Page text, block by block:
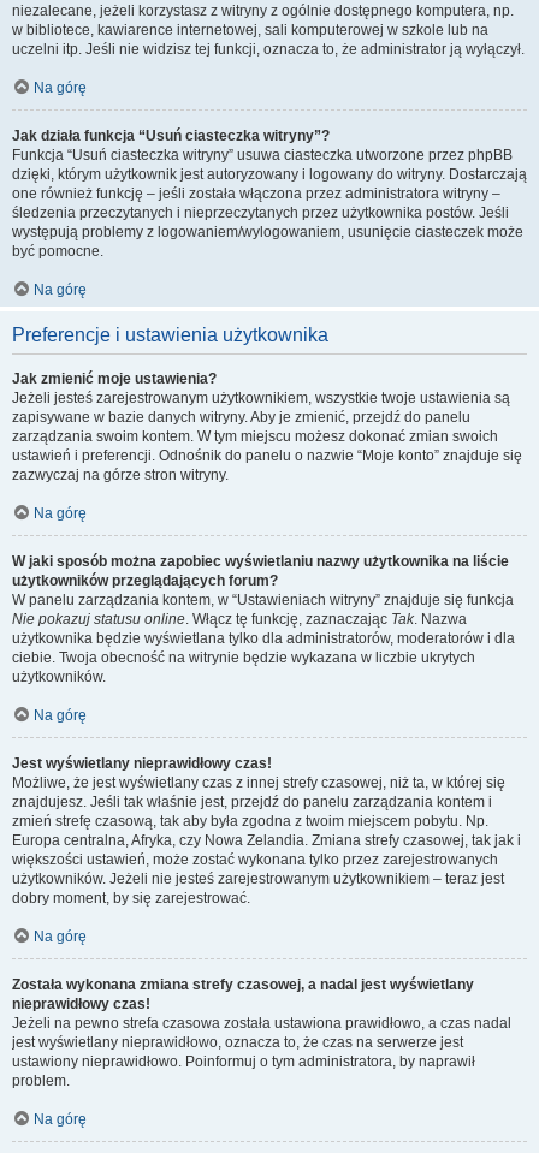
niezalecane, jeżeli korzystasz z witryny z ogólnie dostępnego komputera, np.
w bibliotece, kawiarence internetowej, sali komputerowej w szkole lub na
uczelni itp. Jeśli nie widzisz tej funkcji, oznacza to, że administrator ją wyłączył.
Na górę
Jak działa funkcja “Usuń ciasteczka witryny”?
Funkcja “Usuń ciasteczka witryny” usuwa ciasteczka utworzone przez phpBB
dzięki, którym użytkownik jest autoryzowany i logowany do witryny. Dostarczają
one również funkcję – jeśli została włączona przez administratora witryny –
śledzenia przeczytanych i nieprzeczytanych przez użytkownika postów. Jeśli
występują problemy z logowaniem/wylogowaniem, usunięcie ciasteczek może
być pomocne.
Na górę
Preferencje i ustawienia użytkownika
Jak zmienić moje ustawienia?
Jeżeli jesteś zarejestrowanym użytkownikiem, wszystkie twoje ustawienia są
zapisywane w bazie danych witryny. Aby je zmienić, przejdź do panelu
zarządzania swoim kontem. W tym miejscu możesz dokonać zmian swoich
ustawień i preferencji. Odnośnik do panelu o nazwie “Moje konto” znajduje się
zazwyczaj na górze stron witryny.
Na górę
W jaki sposób można zapobiec wyświetlaniu nazwy użytkownika na liście
użytkowników przeglądających forum?
W panelu zarządzania kontem, w “Ustawieniach witryny” znajduje się funkcja
Nie pokazuj statusu online. Włącz tę funkcję, zaznaczając Tak. Nazwa
użytkownika będzie wyświetlana tylko dla administratorów, moderatorów i dla
ciebie. Twoja obecność na witrynie będzie wykazana w liczbie ukrytych
użytkowników.
Na górę
Jest wyświetlany nieprawidłowy czas!
Możliwe, że jest wyświetlany czas z innej strefy czasowej, niż ta, w której się
znajdujesz. Jeśli tak właśnie jest, przejdź do panelu zarządzania kontem i
zmień strefę czasową, tak aby była zgodna z twoim miejscem pobytu. Np.
Europa centralna, Afryka, czy Nowa Zelandia. Zmiana strefy czasowej, tak jak i
większości ustawień, może zostać wykonana tylko przez zarejestrowanych
użytkowników. Jeżeli nie jesteś zarejestrowanym użytkownikiem – teraz jest
dobry moment, by się zarejestrować.
Na górę
Została wykonana zmiana strefy czasowej, a nadal jest wyświetlany
nieprawidłowy czas!
Jeżeli na pewno strefa czasowa została ustawiona prawidłowo, a czas nadal
jest wyświetlany nieprawidłowo, oznacza to, że czas na serwerze jest
ustawiony nieprawidłowo. Poinformuj o tym administratora, by naprawił
problem.
Na górę